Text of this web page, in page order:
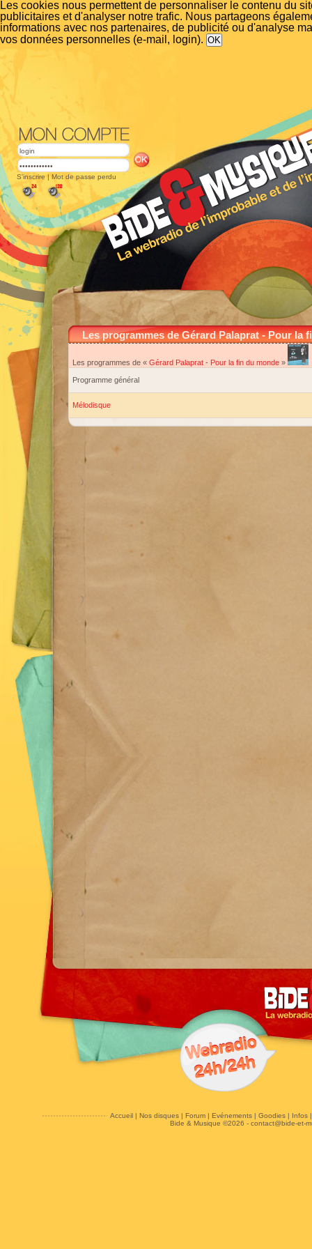
Les cookies nous permettent de personnaliser le contenu du
publicitaires et d'analyser notre trafic. Nous partageons
informations avec nos partenaires, de publicité ou d'analyse
vos données personnelles (e-mail, login).
S'inscrire | Mot de passe perdu
Les programmes de Gérard Palaprat - Pour la
Les programmes de « Gérard Palaprat - Pour la fin du monde »
Programme général
Mélodisque
Accueil| Nos disques| Forum| Evénements| Goodies| Infos
Bide & Musique ©2026 - contact@bide-et-